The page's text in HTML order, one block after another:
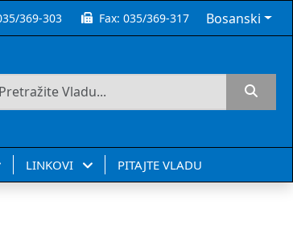
369-303 Fax:035/369-317 Bosanski
LINKOVI PITAJTE VLADU